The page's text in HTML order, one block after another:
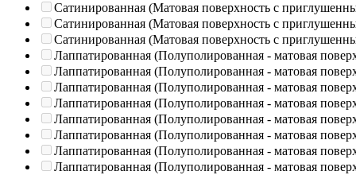
Сатинированная (Матовая поверхность с
Сатинированная (Матовая поверхность с
Сатинированная (Матовая поверхность с
Лаппатированная (Полуполированная - матовая
Лаппатированная (Полуполированная - матовая
Лаппатированная (Полуполированная - матовая
Лаппатированная (Полуполированная - матовая
Лаппатированная (Полуполированная - матовая
Лаппатированная (Полуполированная - матовая
Лаппатированная (Полуполированная - матовая
Лаппатированная (Полуполированная - матовая